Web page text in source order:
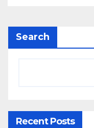
Search
Recent Posts